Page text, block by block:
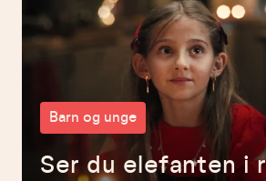
Ser du elefanten i
Barn og unge